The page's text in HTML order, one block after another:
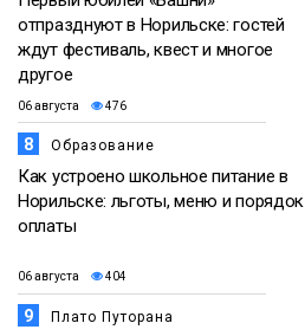
отпразднуют в Норильске: гостей
ждут фестиваль, квест и многое
другое
06 августа 476
8 Образование
Как устроено школьное питание в
Норильске: льготы, меню и порядок
оплаты
06 августа 404
9 Плато Путорана